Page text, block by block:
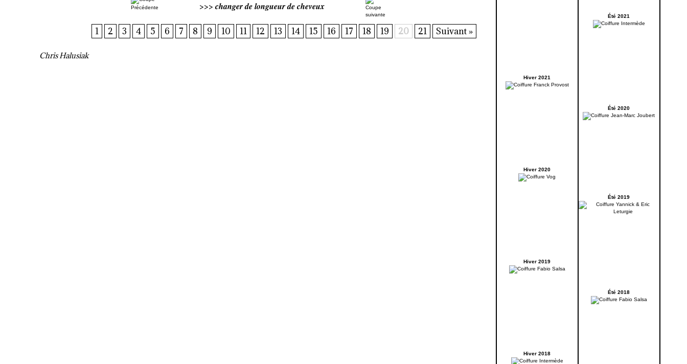
>>> changer de longueur de cheveux
1 2 3 4 5 6 7 8 9 10 11 12 13 14 15 16 17 18 19 20 21 Suivant »
Chris Halusiak
Hiver 2021
Hiver 2020
Hiver 2019
Hiver 2018
Été 2021
Été 2020
Été 2019
Été 2018